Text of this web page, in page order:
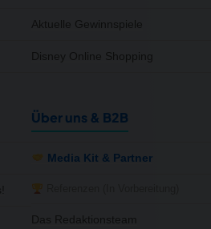
Aktuelle Gewinnspiele
Disney Online Shopping
Über uns & B2B
Media Kit & Partner
Das Redaktionsteam